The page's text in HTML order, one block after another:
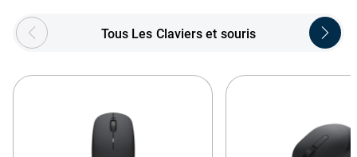
Tous Les Claviers et souris
Showing page 1 of 5